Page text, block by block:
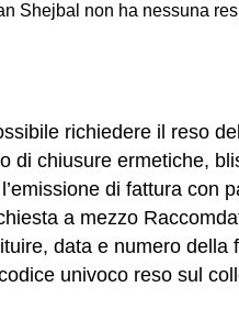
Shejbal non ha nessuna
richiedere il reso
chiusure ermetiche,
di fattura con
a mezzo
data e numero
univoco reso sul